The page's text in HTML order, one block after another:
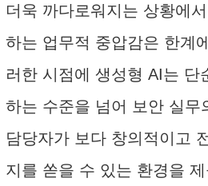
더욱 까다로워지는 상황에
하는 업무적 중압감은 한계
러한 시점에 생성형 AI는 단
하는 수준을 넘어 보안 실무
담당자가 보다 창의적이고
지를 쏟을 수 있는 환경을